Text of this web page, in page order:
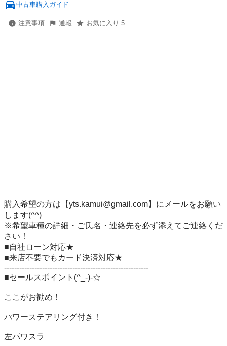
中古車購入ガイド
注意事項 通報 お気に入り 5
購入希望の方は【yts.kamui@gmail.com】にメールをお願い
します(^^)
※希望車種の詳細・ご氏名・連絡先を必ず添えてご連絡くだ
さい！
■自社ローン対応★
■来店不要でもカード決済対応★
---------------------------------------------------------
■セールスポイント(^_-)-☆
ここがお勧め！
パワーステアリング付き！
左パワスラ